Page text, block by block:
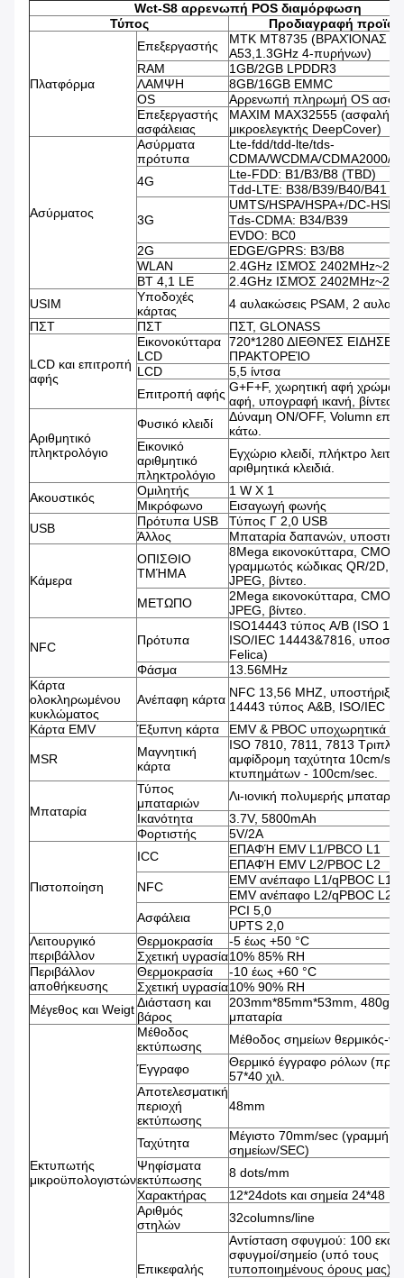
Wct-S8 αρρενωπή POS διαμόρφωση
Τύπος
Προδιαγραφή
Πλατφόρμα
Επεξεργαστής
MTK MT8735 (ΒΡΑΧΊΟΝΑΣ
A53,1.3GHz 4-πυρήνων)
RAM
1GB/2GB LPDDR3
ΛΑΜΨΗ
8GB/16GB EMMC
OS
Αρρενωπή πληρωμή OS
Επεξεργαστής
ασφάλειας
MAXIM MAX32555 (ασφαλής
μικροελεγκτής DeepCover)
Ασύρματος
Ασύρματα
πρότυπα
Lte-fdd/tdd-lte/tds-
CDMA/WCDMA/CDMA2000/
4G
Lte-FDD: B1/B3/B8 (TBD)
Tdd-LTE: B38/B39/B40/B41
3G
UMTS/HSPA/HSPA+/DC-
Tds-CDMA: B34/B39
EVDO: BC0
2G
EDGE/GPRS: B3/B8
WLAN
2.4GHz ΙΣΜΌΣ
BT 4,1 LE
2.4GHz ΙΣΜΌΣ
USIM
Υποδοχές
κάρτας
4 αυλακώσεις PSAM, 2
ΠΣΤ
ΠΣΤ ΠΣΤ, GLONASS
LCD και επιτροπή
αφής
Εικονοκύτταρα
LCD
720*1280 ΔΙΕΘΝΈΣ
ΠΡΑΚΤΟΡΕΊΟ
LCD
5,5 ίντσα
Επιτροπή αφής G+F+F, χωρητική αφή
αφή, υπογραφή ικανή, βίντεο
Αριθμητικό
πληκτρολόγιο
Φυσικό κλειδί
Δύναμη ON/OFF, Volumn
κάτω.
Εικονικό
αριθμητικό
πληκτρολόγιο
Εγχώριο κλειδί, πλήκτρο
αριθμητικά κλειδιά.
Ακουστικός Ομιλητής
1 W Χ 1
Μικρόφωνο
Εισαγωγή φωνής
USB
Πρότυπα USB
Τύπος Γ 2,0 USB
Άλλος
Μπαταρία δαπανών,
Κάμερα
ΟΠΙΣΘΙΟ
ΤΜΉΜΑ
8Mega εικονοκύτταρα, CMOS,
γραμμωτός κώδικας QR/2D,
JPEG, βίντεο.
ΜΕΤΩΠΟ
2Mega εικονοκύτταρα, CMOS,
JPEG, βίντεο.
NFC Πρότυπα
ISO14443 τύπος A/B (ISO
ISO/IEC 14443&7816,
Felica)
Φάσμα
13.56MHz
Κάρτα
ολοκληρωμένου
κυκλώματος
Ανέπαφη κάρτα NFC 13,56 MHZ, υποστήριξη
14443 τύπος A&B, ISO/IEC
Κάρτα EMV
Έξυπνη κάρτα EMV & PBOC υποχωρητικά
MSR
Μαγνητική
κάρτα
ISO 7810, 7811, 7813 Τριπλή
αμφίδρομη ταχύτητα 10cm/
κτυπημάτων - 100cm/sec.
Μπαταρία
Τύπος
μπαταριών
Λι-ιονική πολυμερής μπαταρία
Ικανότητα
3.7V, 5800mAh
Φορτιστής
5V/2A
Πιστοποίηση
ICC
ΕΠΑΦΉ EMV L1/PBCO L1
ΕΠΑΦΉ EMV L2/PBOC L2
NFC
EMV ανέπαφο L1/qPBOC L1
EMV ανέπαφο L2/qPBOC L2
Ασφάλεια
PCI 5,0
UPTS 2,0
Λειτουργικό
περιβάλλον
Θερμοκρασία
-5 έως +50 °C
Σχετική υγρασία10% 85% RH
Περιβάλλον
αποθήκευσης
Θερμοκρασία
-10 έως +60 °C
Σχετική υγρασία10% 90% RH
Μέγεθος και WeigtΔιάσταση και
βάρος
203mm*85mm*53mm, 480g
μπαταρία
Εκτυπωτής
μικροϋπολογιστών
Μέθοδος
εκτύπωσης
Μέθοδος σημείων θερμικός-
Έγγραφο
Θερμικό έγγραφο ρόλων
57*40 χιλ.
Αποτελεσματική
περιοχή
εκτύπωσης
48mm
Ταχύτητα
Μέγιστο 70mm/sec (γραμμή
σημείων/SEC)
Ψηφίσματα
εκτύπωσης
8 dots/mm
Χαρακτήρας
12*24dots και σημεία 24*48
Αριθμός
στηλών
32columns/line
Επικεφαλής
Αντίσταση σφυγμού: 100
σφυγμοί/σημείο (υπό τους
τυποποιημένους όρους μας)